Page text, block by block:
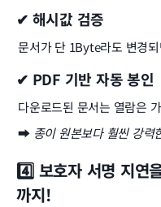
✔ 해시값 검증
문서가 단 1Byte라도 변경
✔ PDF 기반 자동 봉인
다운로드된 문서는 열람은
➡ 종이 원본보다 훨씬 강력
4️⃣ 보호자 서명 지연
까지!